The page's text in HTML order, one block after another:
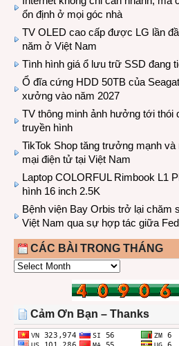
ổn định ở mọi góc nhà
TV OLED cao cấp được LG lần
năm ở Việt Nam
Tình hình giá ổ lưu trữ SSD đang
Ổ đĩa cứng HDD 50TB của
xưởng vào năm 2027
TV thông minh ảnh hưởng tới thói
truyền hình
TikTok Shop tăng trưởng mạnh
mại điện tử tại Việt Nam
Laptop COLORFUL Rimbook L1
hình 16 inch 2.5K
Bệnh viện Bay Orbis trở lại chăm
Việt Nam qua sự hợp tác giữa
CÁC BÀI TRONG THÁNG
CÁC
THÁNG
Cảm Ơn Bạn – Thanks